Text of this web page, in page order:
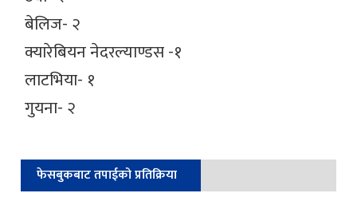
बेलिज- २
क्यारेबियन नेदरल्याण्डस -१
लाटभिया- १
गुयना- २
फेसबुकबाट तपाईको प्रतिक्रिया